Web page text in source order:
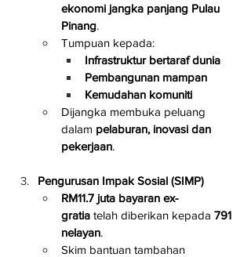
ekonomi jangka panjang Pulau
Pinang.
Tumpuan kepada:
Infrastruktur bertaraf dunia
Pembangunan mampan
Kemudahan komuniti
Dijangka membuka peluang
dalam pelaburan, inovasi dan
pekerjaan.
Pengurusan Impak Sosial (SIMP)
RM11.7 juta bayaran ex-
gratia telah diberikan kepada 791
nelayan.
Skim bantuan tambahan